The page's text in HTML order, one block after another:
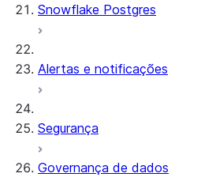
Snowflake Postgres
Alertas e notificações
Segurança
Governança de dados